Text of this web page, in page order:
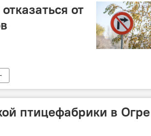
от
птицефабрики в Огре